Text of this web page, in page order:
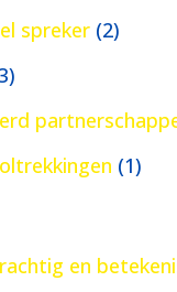
spreker(2)
(1)
en